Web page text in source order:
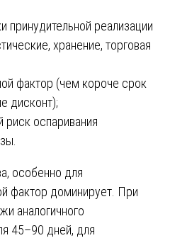
принудительной реализации
хранение, торговая
фактор (чем короче срок
дисконт);
оспаривания
особенно для
фактор доминирует. При
аналогичного
45–90 дней, для